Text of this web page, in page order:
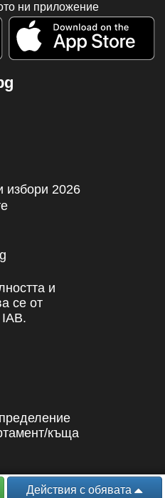
Действия с обявата
ни приложение
избори 2026
и
се от
къща